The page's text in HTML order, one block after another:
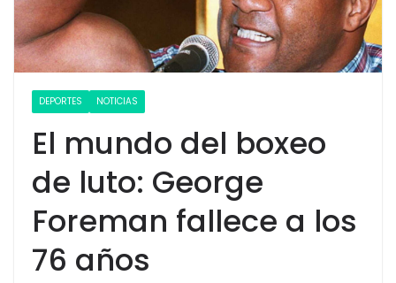
DEPORTES NOTICIAS
El mundo del boxeo
de luto: George
Foreman fallece a los
76 años